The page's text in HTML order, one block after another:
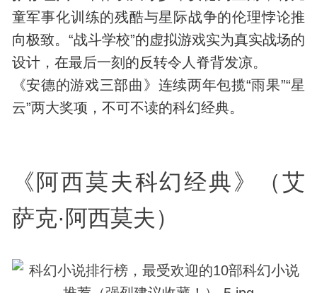
童军事化训练的残酷与星际战争的伦理悖论推
向极致。“战斗学校”的虚拟游戏实为真实战场的
设计，在最后一刻的反转令人脊背发凉。
《安德的游戏三部曲》连续两年包揽“雨果”“星
云”两大奖项，不可不读的科幻经典。
《阿西莫夫科幻经典》（艾
萨克·阿西莫夫）